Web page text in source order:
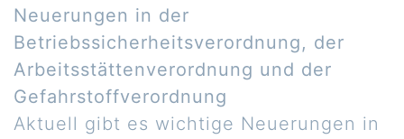
Neuerungen in der
Betriebssicherheitsverordnung, der
Arbeitsstättenverordnung und der
Gefahrstoffverordnung
Aktuell gibt es wichtige Neuerungen in